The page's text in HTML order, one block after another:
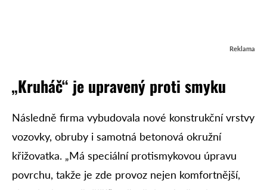
Reklama
„Kruháč“ je upravený proti smyku
Následně firma vybudovala nové konstrukční vrstvy
vozovky, obruby i samotná betonová okružní
křižovatka. „Má speciální protismykovou úpravu
povrchu, takže je zde provoz nejen komfortnější,